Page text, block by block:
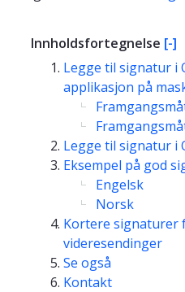
Innholdsfortegnelse [-]
Legge til signatur i
applikasjon på
Legge til signatur i
Eksempel på god
Engelsk
Norsk
Kortere signaturer
videresendinger
Se også
Kontakt